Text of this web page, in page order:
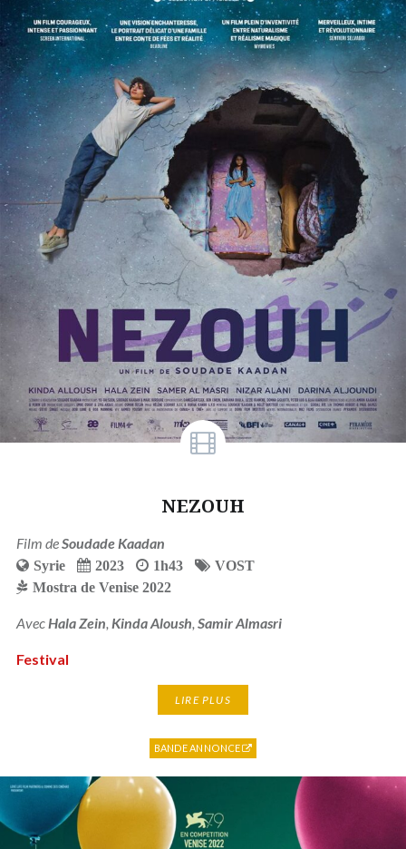
NEZOUH
Film deSoudade Kaadan
Syrie 2023 1h43
VOST
Mostra de Venise 2022
AvecHala Zein, Kinda Aloush, Samir Almasri
Festival
LIRE PLUS
BANDE ANNONCE